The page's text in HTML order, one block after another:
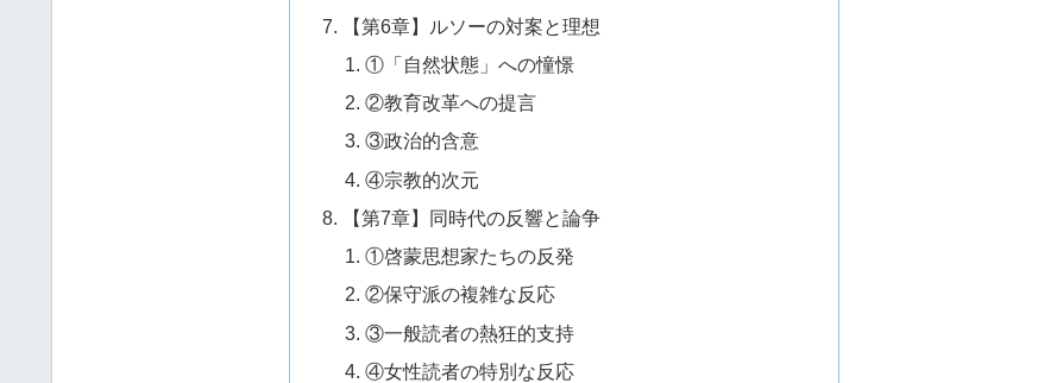
【第6章】ルソーの対案と理想
①「自然状態」への憧憬
②教育改革への提言
③政治的含意
④宗教的次元
【第7章】同時代の反響と論争
①啓蒙思想家たちの反発
②保守派の複雑な反応
③一般読者の熱狂的支持
④女性読者の特別な反応